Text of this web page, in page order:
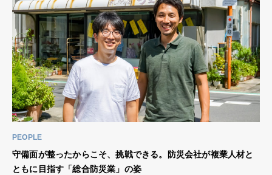
PEOPLE
守備面が整ったからこそ、挑戦できる。防災会社が複業人材と
ともに目指す「総合防災業」の姿